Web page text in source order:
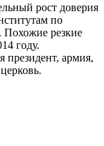
рост доверия
по
Похожие резкие
году.
президент, армия,